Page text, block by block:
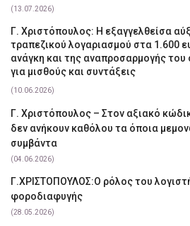
(13.07.2026)
Γ. Χριστόπουλος: Η εξαγγελθείσα
τραπεζικού λογαριασμού στα 1.600
ανάγκη και της αναπροσαρμογής
για μισθούς και συντάξεις
(10.06.2026)
Γ. Χριστόπουλος – Στον αξιακό
δεν ανήκουν καθόλου τα όποια
συμβάντα
(04.06.2026)
Γ.ΧΡΙΣΤΟΠΟΥΛΟΣ:Ο ρόλος του
φοροδιαφυγής
(28.05.2026)